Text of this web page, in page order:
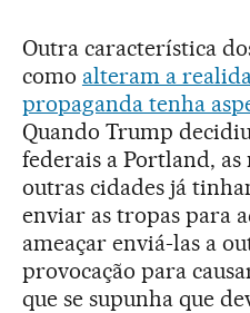
Outra característica
como alteram a
propaganda tenha
Quando Trump
federais a Portland, as
outras cidades já
enviar as tropas para
ameaçar enviá-las a
provocação para
que se supunha que